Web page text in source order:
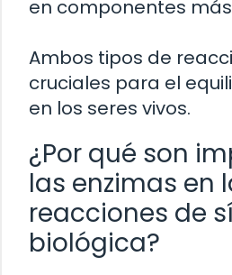
en componentes
Ambos tipos de
cruciales para el
en los seres vivos.
¿Por qué son
las enzimas en
reacciones de
biológica?